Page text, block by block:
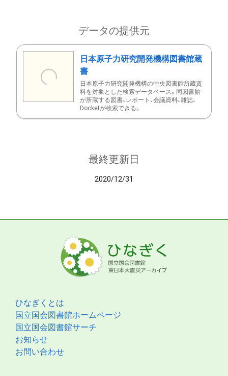
データの提供元
日本原子力研究開発機構図書館蔵
書
日本原子力研究開発機構の中央図書館所蔵資
料を対象とした検索データベース。同図書館
が所蔵する図書、レポート、会議資料、雑誌、
Docketが検索できる。
最終更新日
2020/12/31
ひなぎくとは
国立国会図書館ホームページ
国立国会図書館サーチ
お知らせ
お問い合わせ